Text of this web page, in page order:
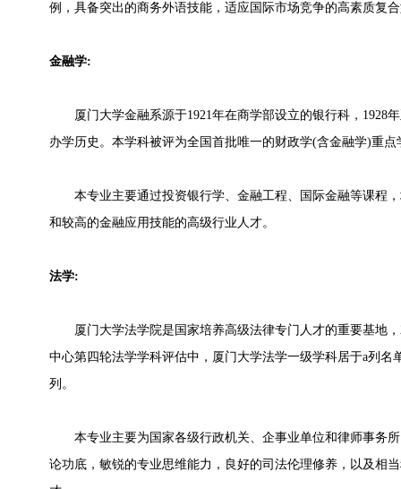
例，具备突出的商务外语技能，适应国际市场竞争的高素质复
金融学:
厦门大学金融系源于1921年在商学部设立的银行科，1928年
办学历史。本学科被评为全国首批唯一的财政学(含金融学)重点
本专业主要通过投资银行学、金融工程、国际金融等课程，
和较高的金融应用技能的高级行业人才。
法学:
厦门大学法学院是国家培养高级法律专门人才的重要基地，
中心第四轮法学学科评估中，厦门大学法学一级学科居于a列名
列。
本专业主要为国家各级行政机关、企事业单位和律师事务所
论功底，敏锐的专业思维能力，良好的司法伦理修养，以及相